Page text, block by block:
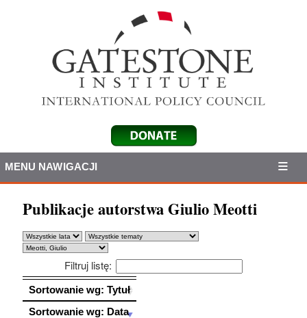
MENU NAWIGACJI
Publikacje autorstwa Giulio Meotti
Filtruj listę:
Sortowanie wg: Tytuł
Sortowanie wg: Data
Sortowanie wg: Tytuł
Sortowanie wg: Data